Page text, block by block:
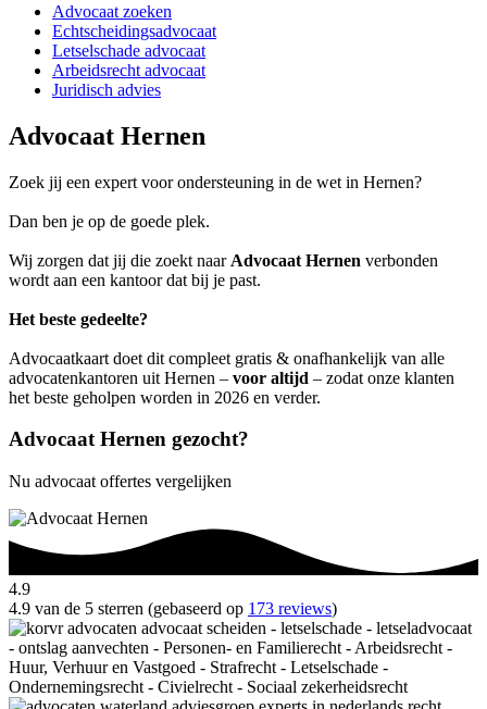
Advocaat zoeken
Echtscheidingsadvocaat
Letselschade advocaat
Arbeidsrecht advocaat
Juridisch advies
Advocaat Hernen
Zoek jij een expert voor ondersteuning in de wet in Hernen?
Dan ben je op de goede plek.
Wij zorgen dat jij die zoekt naar Advocaat Hernen verbonden
wordt aan een kantoor dat bij je past.
Het beste gedeelte?
Advocaatkaart doet dit compleet gratis & onafhankelijk van alle
advocatenkantoren uit Hernen – voor altijd – zodat onze klanten
het beste geholpen worden in 2026 en verder.
Advocaat Hernen gezocht?
Nu advocaat offertes vergelijken
4.9
4.9 van de 5 sterren (gebaseerd op 173 reviews)